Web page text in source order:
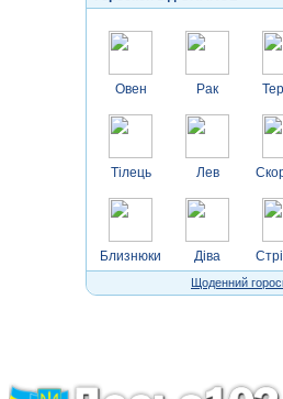
Овен
Тілець
Близнюки
Рак
Лев
Діва
Щоденний